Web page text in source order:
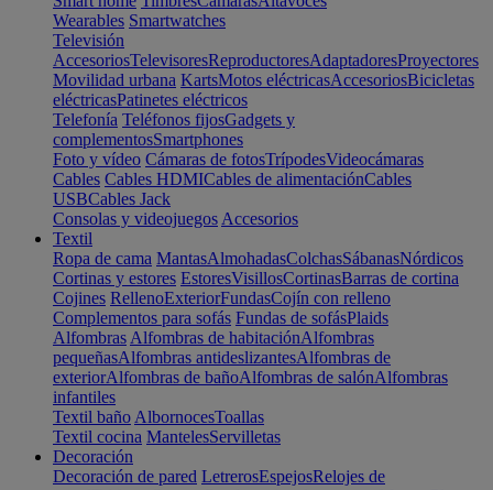
Wearables Smartwatches
Televisión
AccesoriosTelevisoresReproductoresAdaptadoresProyectores
Movilidad urbana KartsMotos eléctricasAccesoriosBicicletas
eléctricasPatinetes eléctricos
Telefonía Teléfonos fijosGadgets y
complementosSmartphones
Foto y vídeo Cámaras de fotosTrípodesVideocámaras
Cables Cables HDMICables de alimentaciónCables
USBCables Jack
Consolas y videojuegos Accesorios
Textil
Ropa de cama MantasAlmohadasColchasSábanasNórdicos
Cortinas y estores EstoresVisillosCortinasBarras de cortina
Cojines RellenoExteriorFundasCojín con relleno
Complementos para sofás Fundas de sofásPlaids
Alfombras Alfombras de habitaciónAlfombras
pequeñasAlfombras antideslizantesAlfombras de
exteriorAlfombras de bañoAlfombras de salónAlfombras
infantiles
Textil baño AlbornocesToallas
Textil cocina MantelesServilletas
Decoración
Decoración de pared LetrerosEspejosRelojes de